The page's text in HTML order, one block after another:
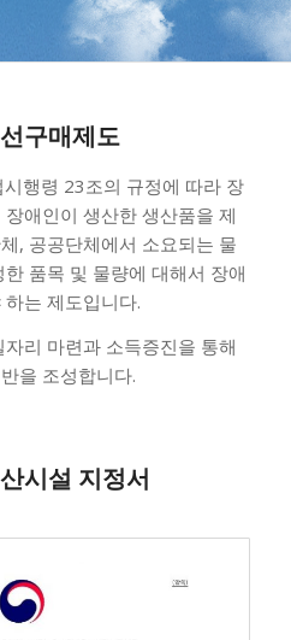
구매제도
행령 23조의 규정에 따라 장
애인이 생산한 생산품을 제
, 공공단체에서 소요되는 물
품목 및 물량에 대해서 장애
는 제도입니다.
리 마련과 소득증진을 통해
을 조성합니다.
시설 지정서